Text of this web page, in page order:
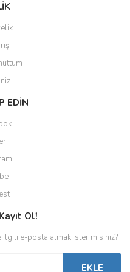
EDİN
Ol!
ilgili e-posta almak ister misiniz?
EKLE